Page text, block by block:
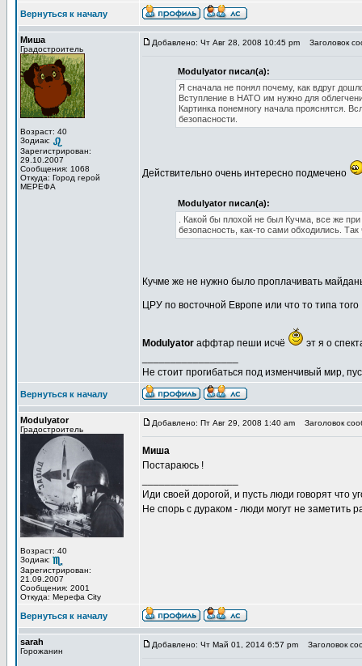
Вернуться к началу
Миша
Градостроитель
Возраст: 40
Зодиак:
Зарегистрирован:
29.10.2007
Сообщения: 1068
Откуда: Город герой
МЕРЕФА
Добавлено: Чт Авг 28, 2008 10:45 pm Заголовок
Modulyator писал(а):
Я сначала не понял почему, как вдруг
Вступление в НАТО им нужно для
Картинка понемногу начала прояснятся.
безопасности.
Действительно очень интересно подмечено
Modulyator писал(а):
. Какой бы плохой не был Кучма, все же
безопасность, как-то сами обходились.
Кучме же не нужно было проплачивать
ЦРУ по восточной Европе или что то типа того
Modulyator аффтар пеши исчё
эт я о
Не стоит прогибаться под изменчивый мир,
Вернуться к началу
Modulyator
Градостроитель
Возраст: 40
Зодиак:
Зарегистрирован:
21.09.2007
Сообщения: 2001
Откуда: Мерефа City
Добавлено: Пт Авг 29, 2008 1:40 am Заголовок
Миша
Постараюсь !
Иди своей дорогой, и пусть люди говорят что
Не спорь с дураком - люди могут не
Вернуться к началу
sarah
Горожанин
Добавлено: Чт Май 01, 2014 6:57 pm Заголовок